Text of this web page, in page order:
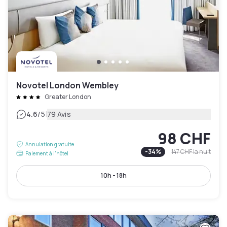
Novotel London Wembley
Greater London
4.6/5|79 Avis
Annulation gratuite
Paiement à l'hôtel
98 CHF
-34% 147 CHFla nuit
10h - 18h